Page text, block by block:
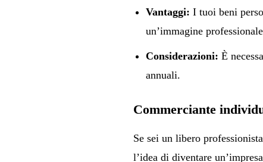
Vantaggi: I tuoi beni
un’immagine
Considerazioni: È
annuali.
Commerciante
Se sei un libero
l’idea di diventare